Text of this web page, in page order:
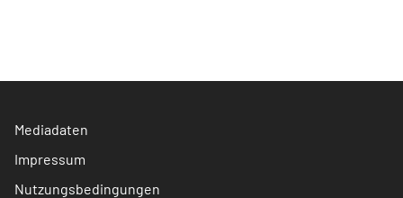
Mediadaten
Impressum
Nutzungsbedingungen